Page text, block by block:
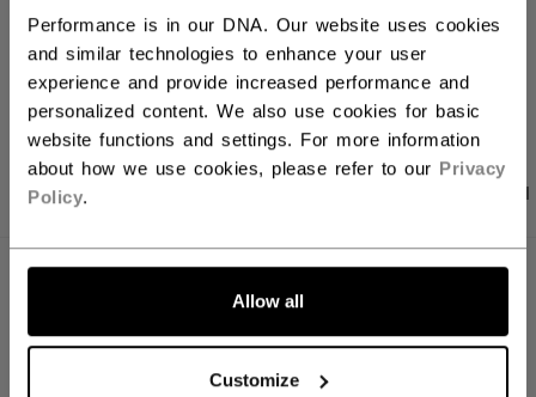
Performance is in our DNA. Our website uses cookies
and similar technologies to enhance your user
experience and provide increased performance and
personalized content. We also use cookies for basic
website functions and settings. For more information
about how we use cookies, please refer to our Privacy
Policy.
Allow all
Customize
LINKS ZUM
PRODUKTFOTOS BEWERTUNGEN
ID
HPGXF-SR
Senior